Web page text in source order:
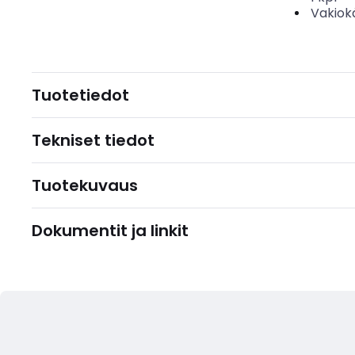
Tuotetiedot
Tekniset tiedot
Tuotekuvaus
Dokumentit ja linkit